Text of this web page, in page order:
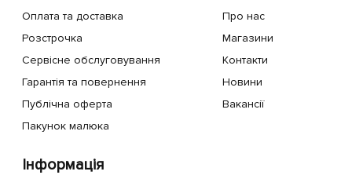
Оплата та доставка
Розстрочка
Сервісне обслуговування
Гарантія та повернення
Публічна оферта
Пакунок малюка
Про нас
Магазини
Контакти
Новини
Вакансії
Інформація